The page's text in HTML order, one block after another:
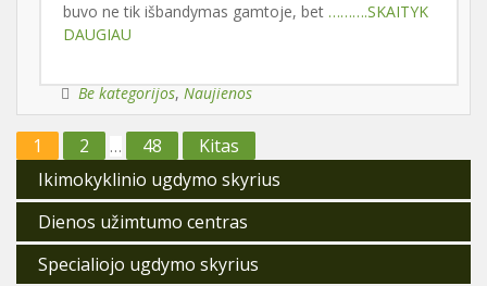
buvo ne tik išbandymas gamtoje, bet ……….SKAITYK
DAUGIAU
Be kategorijos, Naujienos
Įrašų
puslapiavimas
1 2 … 48
Kitas
Ikimokyklinio ugdymo skyrius
Dienos užimtumo centras
Specialiojo ugdymo skyrius